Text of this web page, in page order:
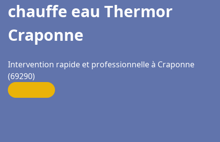
chauffe eau Thermor
Craponne
Intervention rapide et professionnelle à Craponne
(69290)